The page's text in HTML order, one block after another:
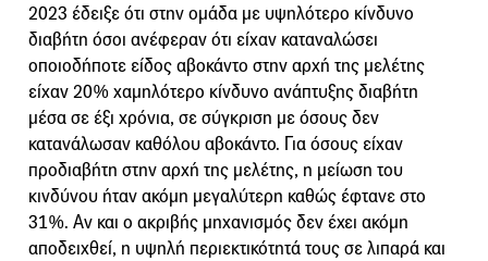
2023 έδειξε ότι στην ομάδα με υψηλότερο κίνδυνο
διαβήτη όσοι ανέφεραν ότι είχαν καταναλώσει
οποιοδήποτε είδος αβοκάντο στην αρχή της μελέτης
είχαν 20% χαμηλότερο κίνδυνο ανάπτυξης διαβήτη
μέσα σε έξι χρόνια, σε σύγκριση με όσους δεν
κατανάλωσαν καθόλου αβοκάντο. Για όσους είχαν
προδιαβήτη στην αρχή της μελέτης, η μείωση του
κινδύνου ήταν ακόμη μεγαλύτερη καθώς έφτανε στο
31%. Αν και ο ακριβής μηχανισμός δεν έχει ακόμη
αποδειχθεί, η υψηλή περιεκτικότητά τους σε λιπαρά και